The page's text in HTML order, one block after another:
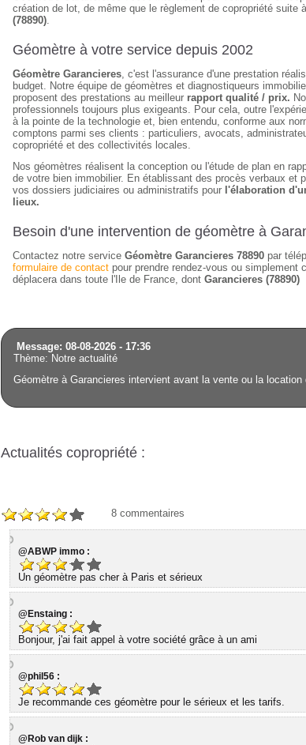
création de lot, de même que le règlement de copropriété suite
(78890).
Géomètre à votre service depuis 2002
Géomètre Garancieres, c'est l'assurance d'une prestation
budget. Notre équipe de géomètres et diagnostiqueurs
proposent des prestations au meilleur rapport qualité / prix.
professionnels toujours plus exigeants. Pour cela, outre
à la pointe de la technologie et, bien entendu, conforme aux
comptons parmi ses clients : particuliers, avocats,
copropriété et des collectivités locales.
Nos géomètres réalisent la conception ou l'étude de plan en
de votre bien immobilier. En établissant des procès verbaux et
vos dossiers judiciaires ou administratifs pour l'élaboration
lieux.
Besoin d'une intervention de géomètre à
Contactez notre service Géomètre Garancieres 78890 par
formulaire de contact pour prendre rendez-vous ou
déplacera dans toute l'Ile de France, dont Garancieres (78890)
Message: 08-08-2026 - 17:36
Thème: Notre actualité
Géomètre à Garancieres intervient avant la vente ou la
Actualités copropriété :
8 commentaires
@ABWP immo :
Un géomètre pas cher à Paris et sérieux
@Enstaing :
Bonjour, j'ai fait appel à votre société grâce à un ami
@phil56 :
Je recommande ces géomètre pour le sérieux et les tarifs.
@Rob van dijk :